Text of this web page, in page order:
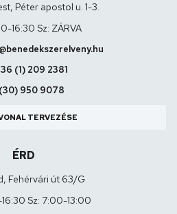
Péter apostol u. 1-3.
16:30 Sz: ZÁRVA
(1) 209 2381
(30) 950 9078
TERVEZÉSE
ÉRD
Fehérvári út 63/G
Sz: 7:00-13:00